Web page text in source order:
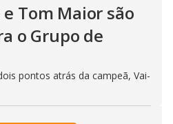
Tom Maior são
o Grupo de
pontos atrás da campeã, Vai-